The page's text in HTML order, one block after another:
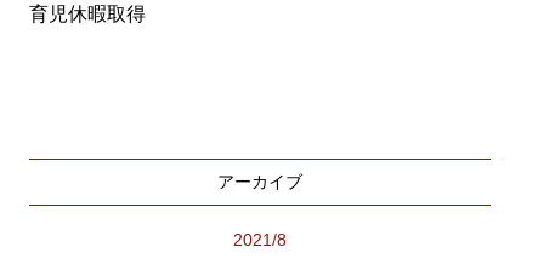
育児休暇取得
アーカイブ
2021/8